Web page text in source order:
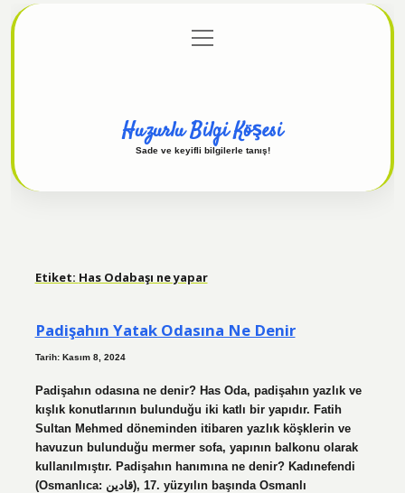
Gizlilik Politikası
menüyü
aç
Huzurlu Bilgi Köşesi
Sade ve keyifli bilgilerle tanış!
Etiket: Has Odabaşı ne yapar
Padişahın Yatak Odasına Ne Denir
Tarih: Kasım 8, 2024
Padişahın odasına ne denir? Has Oda, padişahın yazlık ve
kışlık konutlarının bulunduğu iki katlı bir yapıdır. Fatih
Sultan Mehmed döneminden itibaren yazlık köşklerin ve
havuzun bulunduğu mermer sofa, yapının balkonu olarak
kullanılmıştır. Padişahın hanımına ne denir? Kadınefendi
(Osmanlıca: قادین), 17. yüzyılın başında Osmanlı